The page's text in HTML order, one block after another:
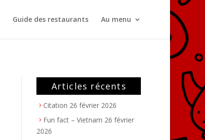
Guide des restaurants Au menu
Articles récents
Citation 26 février 2026
Fun fact – Vietnam 26 février
2026